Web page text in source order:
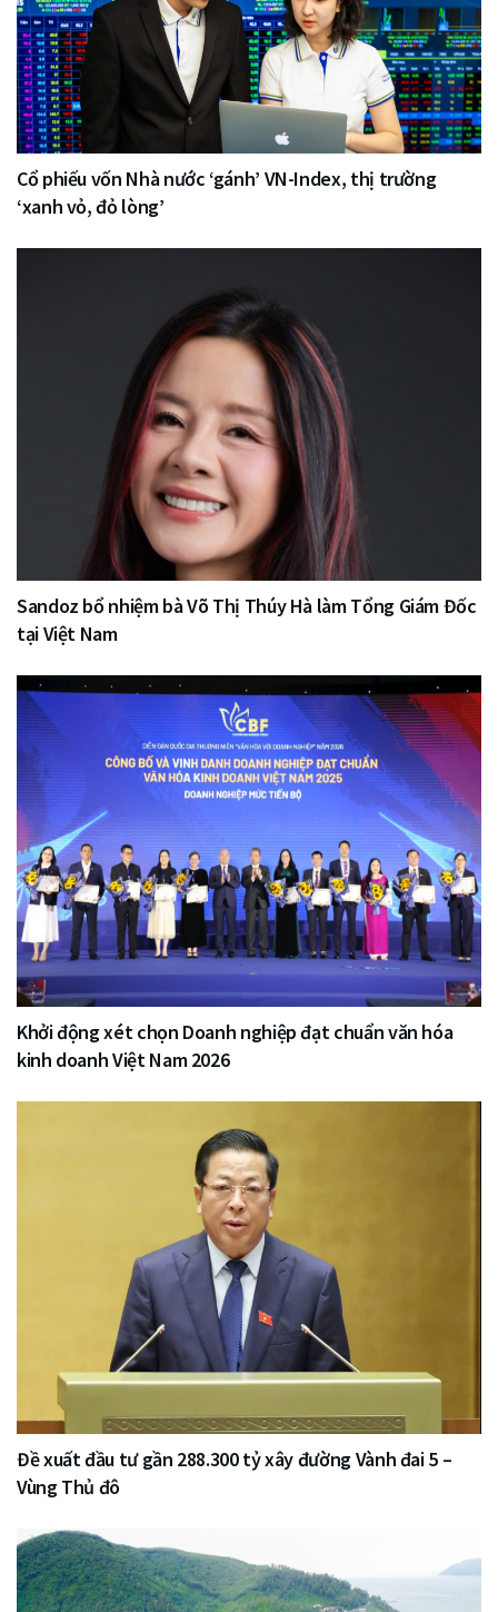
Cổ phiếu vốn Nhà nước ‘gánh’ VN-Index, thị trường
‘xanh vỏ, đỏ lòng’
Sandoz bổ nhiệm bà Võ Thị Thúy Hà làm Tổng Giám Đốc
tại Việt Nam
Khởi động xét chọn Doanh nghiệp đạt chuẩn văn hóa
kinh doanh Việt Nam 2026
Đề xuất đầu tư gần 288.300 tỷ xây đường Vành đai 5 –
Vùng Thủ đô